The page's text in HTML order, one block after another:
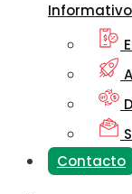
Contacto